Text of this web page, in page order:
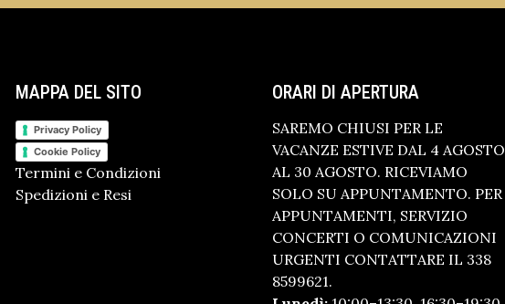
MAPPA DEL SITO
Privacy Policy
Cookie Policy
Termini e Condizioni
Spedizioni e Resi
ORARI DI APERTURA
SAREMO CHIUSI PER LE
VACANZE ESTIVE DAL 4 AGOSTO
AL 30 AGOSTO. RICEVIAMO
SOLO SU APPUNTAMENTO. PER
APPUNTAMENTI, SERVIZIO
CONCERTI O COMUNICAZIONI
URGENTI CONTATTARE IL 338
8599621.